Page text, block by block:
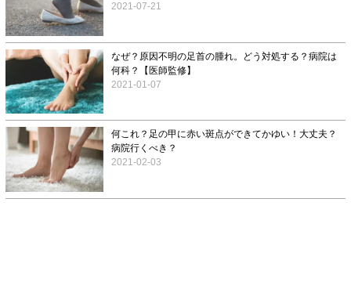
2021-07-21
なぜ？原因不明の足首の腫れ。どう対処する？病院は
何科？【医師監修】
2021-01-07
何これ？足の甲に赤い斑点ができてかゆい！大丈夫？
病院行くべき？
2021-02-03